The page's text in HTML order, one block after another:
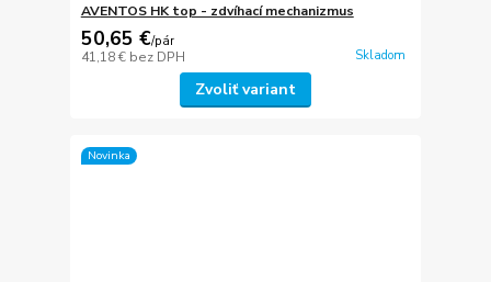
AVENTOS HK top - zdvíhací mechanizmus
50,65 €/pár
41,18 € bez DPH Skladom
Zvoliť variant
Novinka